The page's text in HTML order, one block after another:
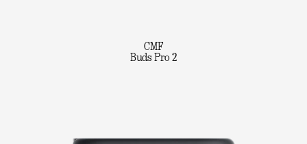
CMF
Buds Pro 2